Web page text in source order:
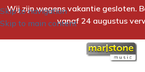
Skip to navigation
Skip to main content
Wij zijn wegens vakantie gesloten.
vanaf 24 augustus